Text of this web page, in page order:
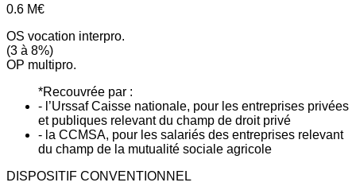
0.6 M€
OS vocation interpro.
(3 à 8%)
OP multipro.
*Recouvrée par :
- l’Urssaf Caisse nationale, pour les entreprises privées
et publiques relevant du champ de droit privé
- la CCMSA, pour les salariés des entreprises relevant
du champ de la mutualité sociale agricole
DISPOSITIF CONVENTIONNEL